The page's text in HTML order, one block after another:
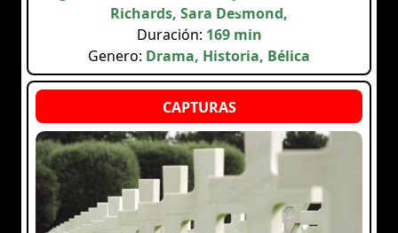
Richards, Sara Desmond,
Duración: 169 min
Genero: Drama, Historia, Bélica